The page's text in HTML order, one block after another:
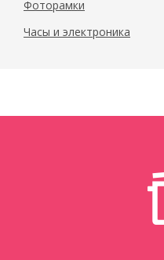
Фоторамки
Часы и электроника